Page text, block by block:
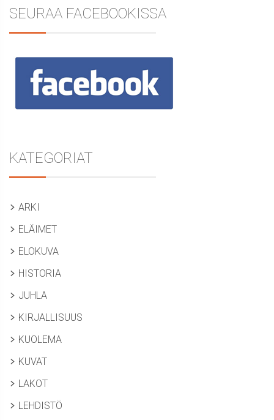
SEURAA FACEBOOKISSA
KATEGORIAT
ARKI
ELÄIMET
ELOKUVA
HISTORIA
JUHLA
KIRJALLISUUS
KUOLEMA
KUVAT
LAKOT
LEHDISTÖ